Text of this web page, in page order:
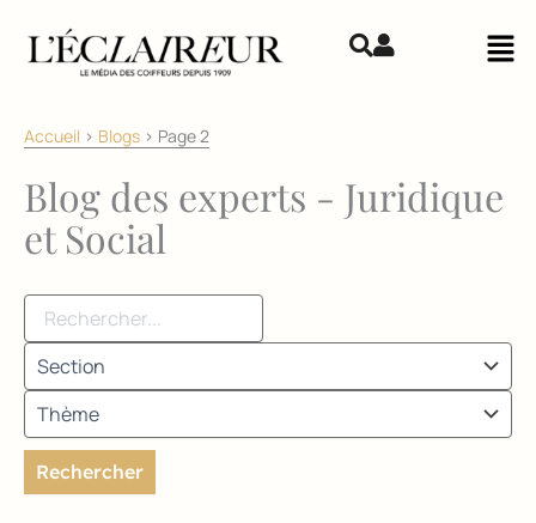
Accueil > Blogs > Page 2
Blog des experts - Juridique
et Social
Rechercher